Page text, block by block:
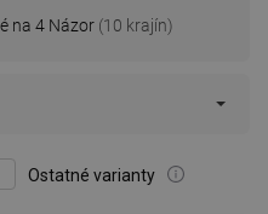
na 4 Názor (10 krajín)
Ostatné varianty